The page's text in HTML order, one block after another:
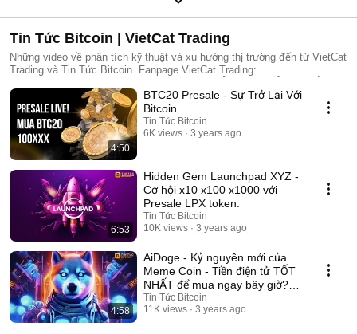
Tin Tức Bitcoin | VietCat Trading
Những video về phân tích kỹ thuật và xu hướng thị trường đến từ VietCat
Trading và Tin Tức Bitcoin. Fanpage VietCat Trading:
QUẢNG CÁO: 🌐 Website: https://tintucbitcoin.com/ 💠 Telegram Support:
https://t.me/HenryTTB 💠 Telegram Channel:
https://t.me/tintucbitcoin_com 💠 Telegram Group:
https://t.me/GroupTinTucBitcoin 💠 Facebook:
https://www.facebook.com/tintucbitcoincom 💠 Twitter:
https://twitter.com/tintucbitcoin 💠 Youtube:
https://www.youtube.com/c/TinTucBitcoinOfficial WEBSITE KẾT NỐI:
Tạp Chí Số: https://tapchiso.com Tiền kỹ Thuật Số:
https://tienkythuatso.com
4:50
BTC20 Presale - Sự Trở Lại Với
Bitcoin
Tin Tức Bitcoin
6K views
3 years ago
6:53
Hidden Gem Launchpad XYZ -
Cơ hội x10 x100 x1000 với
Presale LPX token.
Tin Tức Bitcoin
10K views
3 years ago
4:58
AiDoge - Kỷ nguyên mới của
Meme Coin - Tiền điện tử TỐT
NHẤT để mua ngay bây giờ?
#aidoge
Tin Tức Bitcoin
11K views
3 years ago